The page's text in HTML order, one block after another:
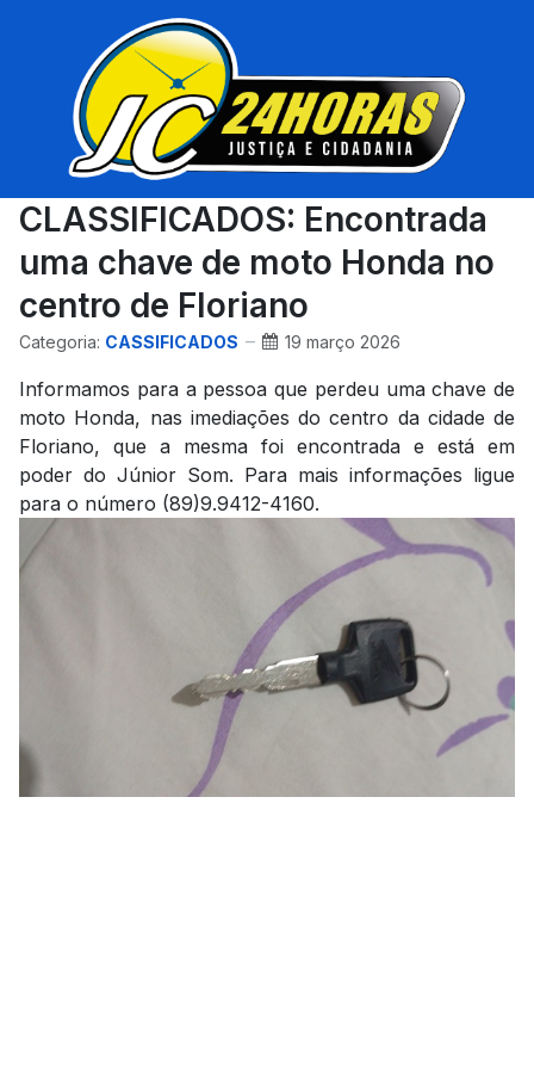
CLASSIFICADOS: Encontrada
uma chave de moto Honda no
centro de Floriano
Categoria: CASSIFICADOS 19 março 2026
Informamos para a pessoa que perdeu uma chave de
moto Honda, nas imediações do centro da cidade de
Floriano, que a mesma foi encontrada e está em
poder do Júnior Som. Para mais informações ligue
para o número (89)9.9412-4160.